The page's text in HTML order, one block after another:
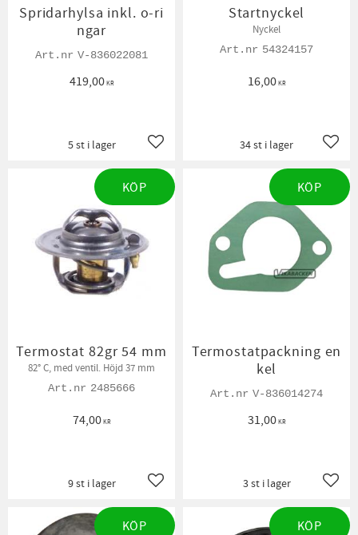
Spridarhylsa inkl. o-ri
ngar
V-836022081
419,00KR
Lägg till i favoriter
5 st i lager
Startnyckel
Nyckel
54324157
16,00KR
34 st i lager
Termostat 82gr 54 mm
82° C, med ventil. Höjd 37 mm
2485666
74,00KR
Lägg till i favoriter
9 st i lager
KÖP
Termostatpackning en
kel
V-836014274
31,00KR
3 st i lager
KÖP
KÖP KÖP